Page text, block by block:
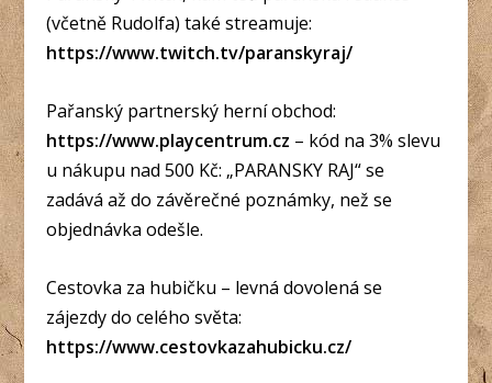
(včetně Rudolfa) také streamuje:
https://www.twitch.tv/paranskyraj/
Pařanský partnerský herní obchod:
https://www.playcentrum.cz – kód na 3% slevu
u nákupu nad 500 Kč: „PARANSKY RAJ“ se
zadává až do závěrečné poznámky, než se
objednávka odešle.
Cestovka za hubičku – levná dovolená se
zájezdy do celého světa:
https://www.cestovkazahubicku.cz/